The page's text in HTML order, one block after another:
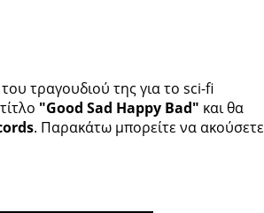
τραγουδιού της για το sci-fi
"Good Sad Happy Bad" και θα
. Παρακάτω μπορείτε να ακούσετε